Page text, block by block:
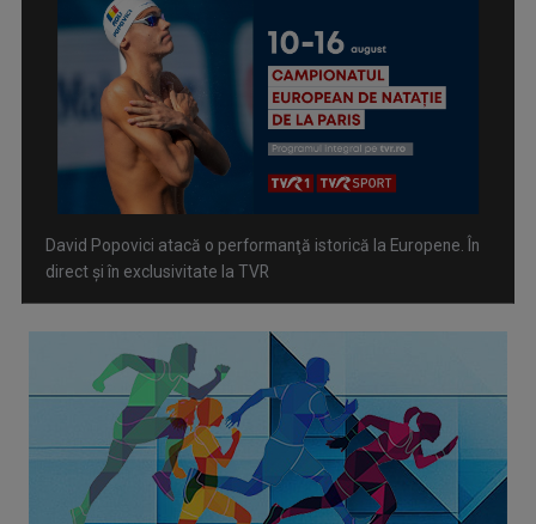
David Popovici atacă o performanţă istorică la Europene. În
direct şi în exclusivitate la TVR